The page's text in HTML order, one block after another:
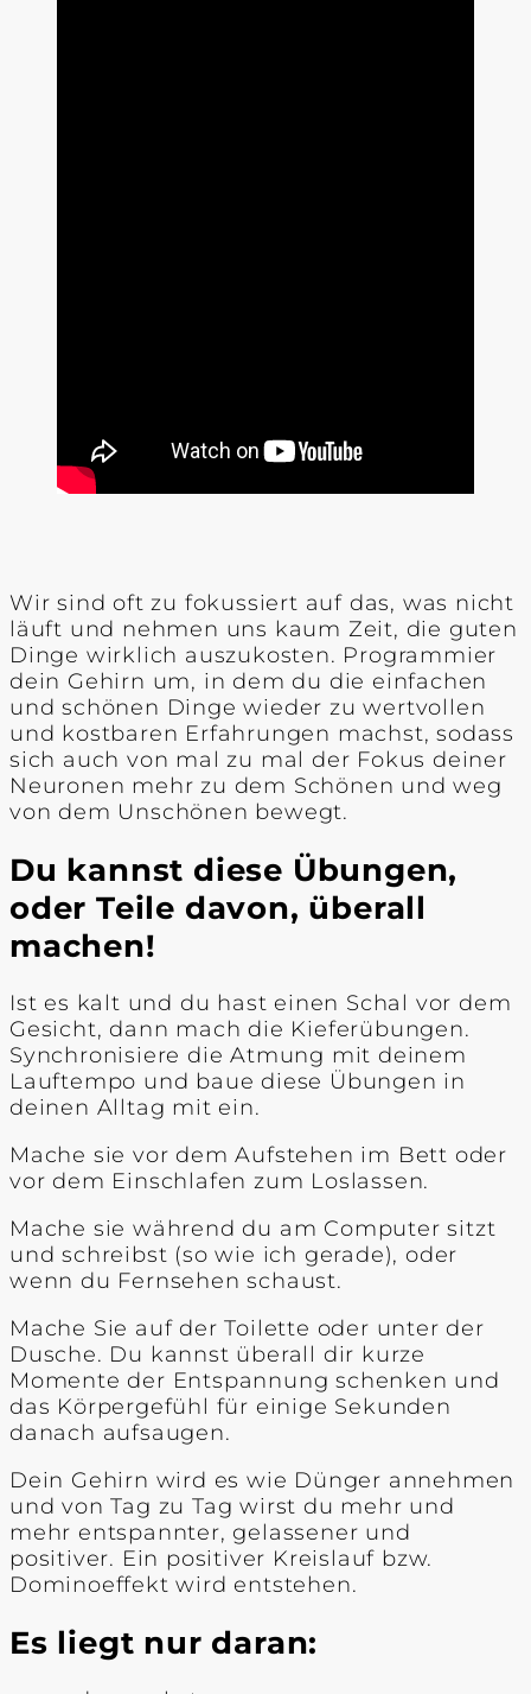
Wir sind oft zu fokussiert auf das, was nicht
läuft und nehmen uns kaum Zeit, die guten
Dinge wirklich auszukosten. Programmier
dein Gehirn um, in dem du die einfachen
und schönen Dinge wieder zu wertvollen
und kostbaren Erfahrungen machst, sodass
sich auch von mal zu mal der Fokus deiner
Neuronen mehr zu dem Schönen und weg
von dem Unschönen bewegt.
Du kannst diese Übungen,
oder Teile davon, überall
machen!
Ist es kalt und du hast einen Schal vor dem
Gesicht, dann mach die Kieferübungen.
Synchronisiere die Atmung mit deinem
Lauftempo und baue diese Übungen in
deinen Alltag mit ein.
Mache sie vor dem Aufstehen im Bett oder
vor dem Einschlafen zum Loslassen.
Mache sie während du am Computer sitzt
und schreibst (so wie ich gerade), oder
wenn du Fernsehen schaust.
Mache Sie auf der Toilette oder unter der
Dusche. Du kannst überall dir kurze
Momente der Entspannung schenken und
das Körpergefühl für einige Sekunden
danach aufsaugen.
Dein Gehirn wird es wie Dünger annehmen
und von Tag zu Tag wirst du mehr und
mehr entspannter, gelassener und
positiver. Ein positiver Kreislauf bzw.
Dominoeffekt wird entstehen.
Es liegt nur daran: